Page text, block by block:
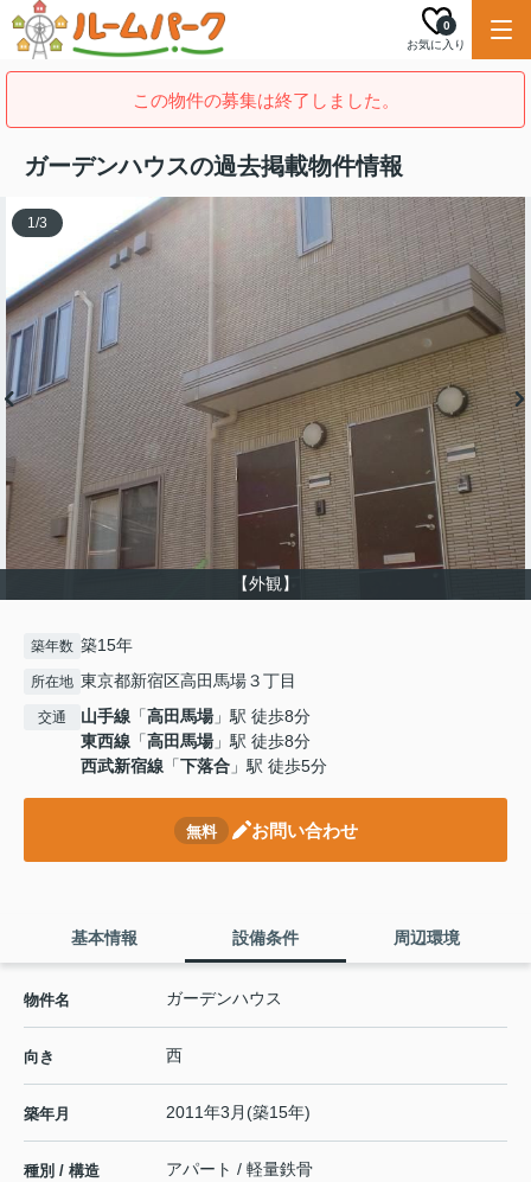
お気に入り
0
この物件の募集は終了しました。
ガーデンハウスの過去掲載物件情報
【外観】
1/3
築年数 築15年
所在地 東京都新宿区高田馬場３丁目
交通 山手線 「高田馬場」駅 徒歩8分
東西線 「高田馬場」駅 徒歩8分
西武新宿線 「下落合 」駅 徒歩5分
無料 お問い合わせ
基本情報 設備条件 周辺環境
物件名 ガーデンハウス
向き 西
築年月 2011年3月(築15年)
種別 / 構造 アパート / 軽量鉄骨